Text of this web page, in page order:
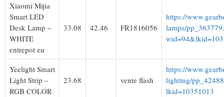
Xiaomi Mijia
Smart LED
Desk Lamp –
WHITE
entrepot eu
33.08 42.46 FR1816056
https://
lamps/
Yeelight Smart
Light Strip –
RGB COLOR
23.68 vente flash
https://
lighting/
lkid=10351013